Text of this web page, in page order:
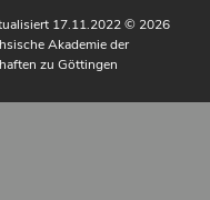
17.11.2022© 2026
Akademie der
zu Göttingen